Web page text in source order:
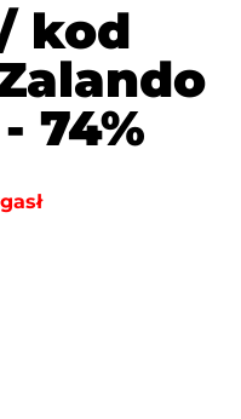
kod
74%